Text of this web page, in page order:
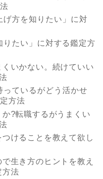
方を知りたい」 に対
たい」 に対する鑑定方
くいかない。続けていい
っているがどう活かせ
方法
か?転職するがうまくい
つけることを教えて欲し
生き方のヒントを教え
方法